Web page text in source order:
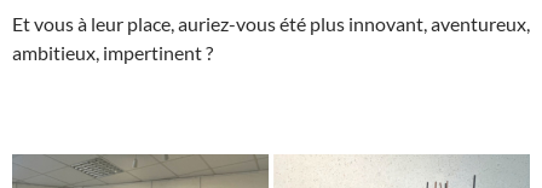
Et vous à leur place, auriez-vous été plus innovant, aventureux,
ambitieux, impertinent ?